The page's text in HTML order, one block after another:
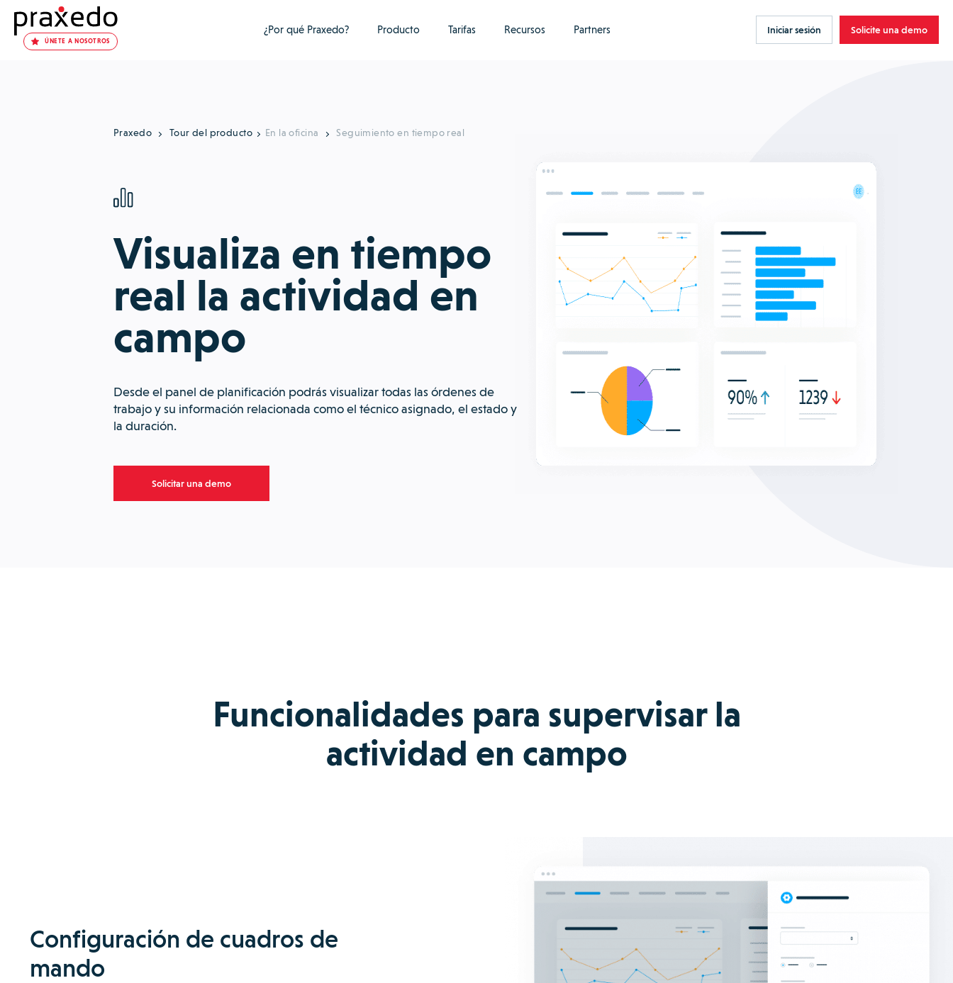
ÚNETE A NOSOTROS
¿Por qué Praxedo? Producto Tarifas Recursos Partners Iniciar sesión Solicite una demo
Praxedo Tour del producto En la oficina Seguimiento en tiempo real
Visualiza en tiempo
real la actividad en
campo
Desde el panel de planificación podrás visualizar todas las órdenes de
trabajo y su información relacionada como el técnico asignado, el estado y
la duración.
Solicitar una demo
Funcionalidades para supervisar la
actividad en campo
Configuración de cuadros de
mando